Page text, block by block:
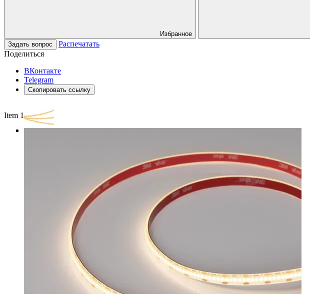
Избранное
Задать вопрос
Распечатать
Поделиться
ВКонтакте
Telegram
Скопировать ссылку
Item 1 of 3